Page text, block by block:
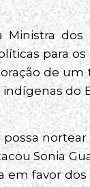
Ministra dos
para os
de um
do
nortear
Sonia
em favor dos